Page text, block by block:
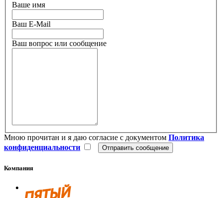
Ваше имя
Ваш E-Mail
Ваш вопрос или сообщение
Мною прочитан и я даю согласие с документом Политика
конфиденциальности
Компания